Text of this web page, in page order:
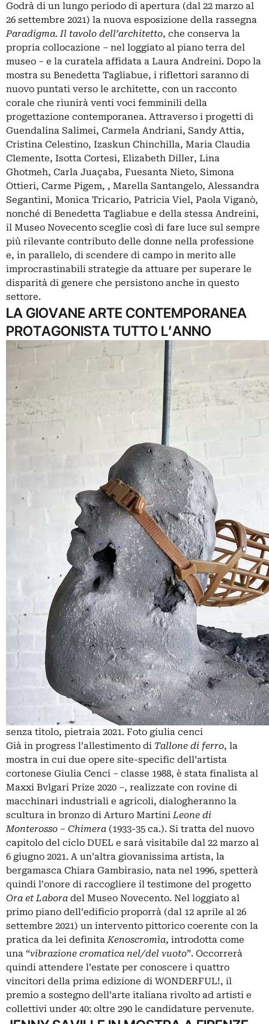
Godrà di un lungo periodo di apertura (dal 22 marzo al
26 settembre 2021) la nuova esposizione della rassegna
Paradigma. Il tavolo dell’architetto, che conserva la
propria collocazione – nel loggiato al piano terra del
museo – e la curatela affidata a Laura Andreini. Dopo la
mostra su Benedetta Tagliabue, i riflettori saranno di
nuovo puntati verso le architette, con un racconto
corale che riunirà venti voci femminili della
progettazione contemporanea. Attraverso i progetti di
Guendalina Salimei, Carmela Andriani, Sandy Attia,
Cristina Celestino, Izaskun Chinchilla, Maria Claudia
Clemente, Isotta Cortesi, Elizabeth Diller, Lina
Ghotmeh, Carla Juaçaba, Fuesanta Nieto, Simona
Ottieri, Carme Pigem, , Marella Santangelo, Alessandra
Segantini, Monica Tricario, Patricia Viel, Paola Viganò,
nonché di Benedetta Tagliabue e della stessa Andreini,
il Museo Novecento sceglie così di fare luce sul sempre
più rilevante contributo delle donne nella professione
e, in parallelo, di scendere di campo in merito alle
improcrastinabili strategie da attuare per superare le
disparità di genere che persistono anche in questo
settore.
LA GIOVANE ARTE CONTEMPORANEA
PROTAGONISTA TUTTO L’ANNO
senza titolo, pietraia 2021. Foto giulia cenci
Già in progress l’allestimento di Tallone di ferro, la
mostra in cui due opere site-specific dell’artista
cortonese Giulia Cenci – classe 1988, è stata finalista al
Maxxi Bvlgari Prize 2020 –, realizzate con rovine di
macchinari industriali e agricoli, dialogheranno la
scultura in bronzo di Arturo MartiniLeone di
Monterosso – Chimera (1933-35 ca.). Si tratta del nuovo
capitolo del ciclo DUEL e sarà visitabile dal 22 marzo al
6 giugno 2021. A un’altra giovanissima artista, la
bergamasca Chiara Gambirasio, nata nel 1996, spetterà
quindi l’onore di raccogliere il testimone del progetto
Ora et Labora del Museo Novecento. Nel loggiato al
primo piano dell’edificio proporrà (dal 12 aprile al 26
settembre 2021) un intervento pittorico coerente con la
pratica da lei definitaKenoscromìa, introdotta come
una “vibrazione cromatica nel/del vuoto”. Occorrerà
quindi attendere l’estate per conoscere i quattro
vincitori della prima edizione di WONDERFUL!, il
premio a sostegno dell’arte italiana rivolto ad artisti e
collettivi under 40: oltre 290 le candidature pervenute.